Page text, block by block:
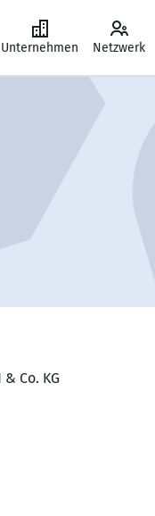
Unternehmen Netzwerk
Co. KG